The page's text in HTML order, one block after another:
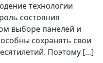
технологии
состояния
выборе панелей и
сохранять свои
Поэтому […]